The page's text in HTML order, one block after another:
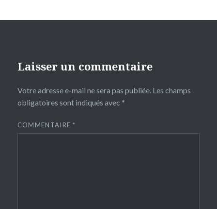
Laisser un commentaire
Votre adresse e-mail ne sera pas publiée. Les champs
obligatoires sont indiqués avec *
COMMENTAIRE*